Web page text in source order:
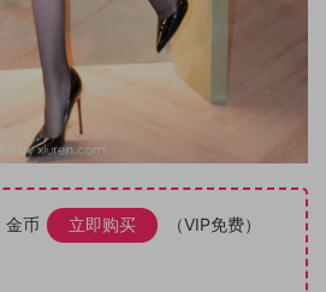
金币 立即购买
（VIP免费）